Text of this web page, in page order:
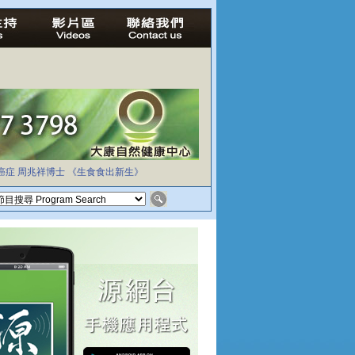
症 周兆祥博士 《生食食出新生》